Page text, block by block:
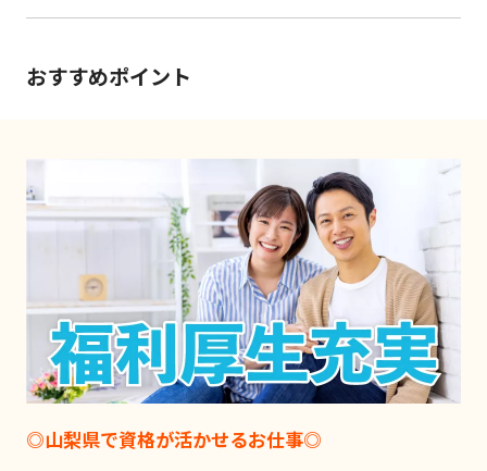
おすすめポイント
◎山梨県で資格が活かせるお仕事◎